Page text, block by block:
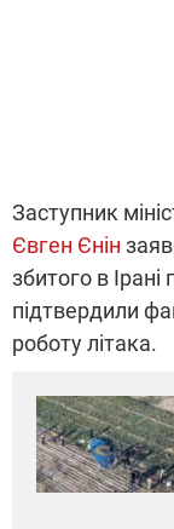
Заступник
Євген Єнін
збитого в
підтвердили
роботу літака.